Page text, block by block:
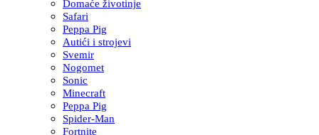
Domaće životinje
Safari
Peppa Pig
Autići i strojevi
Svemir
Nogomet
Sonic
Minecraft
Peppa Pig
Spider-Man
Fortnite